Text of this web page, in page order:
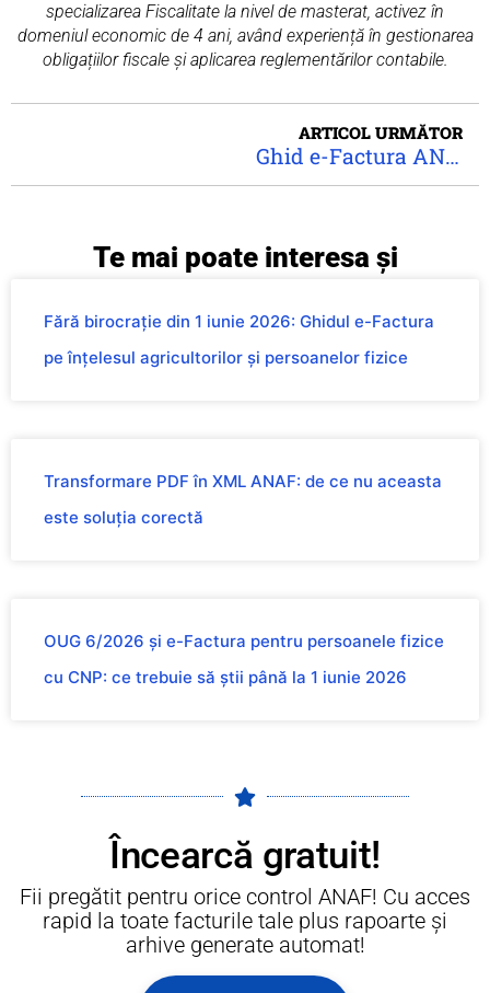
specializarea Fiscalitate la nivel de masterat, activez în
domeniul economic de 4 ani, având experiență în gestionarea
obligațiilor fiscale și aplicarea reglementărilor contabile.
ARTICOL URMĂTOR
Ghid e-Factura ANAF 2025: Cum te ajută să eviți sancțiuni și să-ți optimizezi afacerea
Te mai poate interesa și
Fără birocrație din 1 iunie 2026: Ghidul e-Factura
pe înțelesul agricultorilor și persoanelor fizice
Transformare PDF în XML ANAF: de ce nu aceasta
este soluția corectă
OUG 6/2026 și e-Factura pentru persoanele fizice
cu CNP: ce trebuie să știi până la 1 iunie 2026
Încearcă gratuit!
Fii pregătit pentru orice control ANAF! Cu acces
rapid la toate facturile tale plus rapoarte și
arhive generate automat!